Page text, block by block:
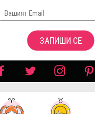
ЗАПИШИ СЕ